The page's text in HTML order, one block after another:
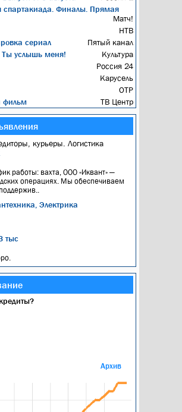
спартакиада. Финалы. Прямая
Матч!
НТВ
сериал Пятый канал
услышь меня! Культура
Россия 24
Карусель
ОТР
фильм ТВ Центр
курьеры. Логистика
работы: вахта, ООО «Иквант» —
операциях. Мы обеспечиваем
Электрика
тыс
Архив